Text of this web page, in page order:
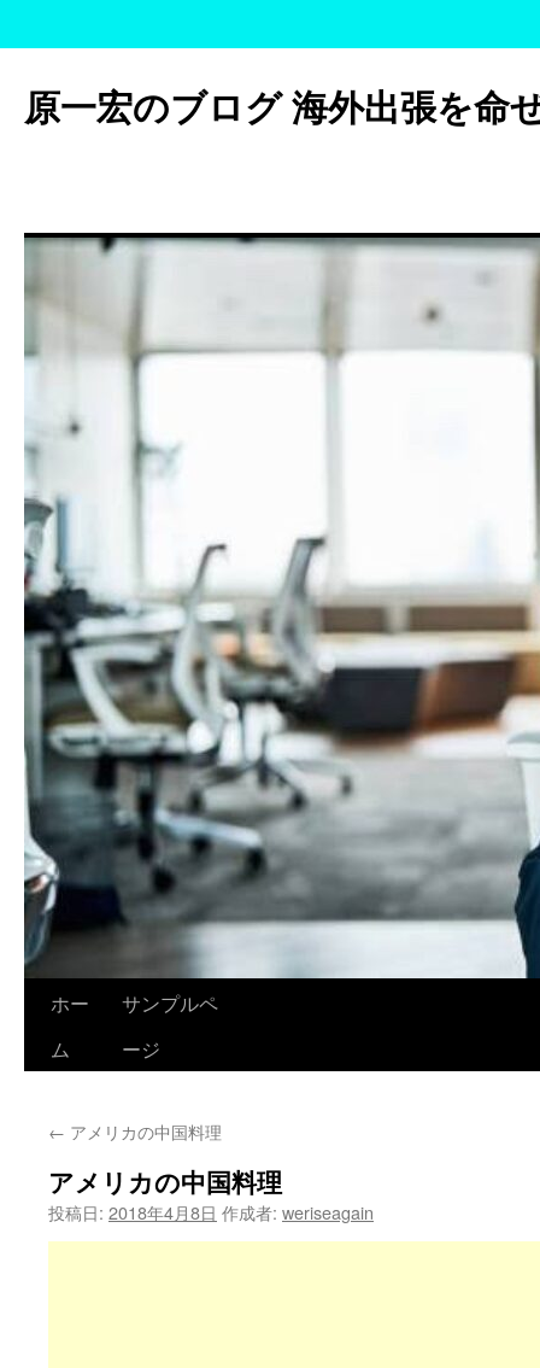
テ
ン
ッ
原一宏のブログ 海外出張を命
ホー
ム
サンプルペ
ージ
← アメリカの中国料理
アメリカの中国料理
投稿日: 2018年4月8日 作成者: weriseagain